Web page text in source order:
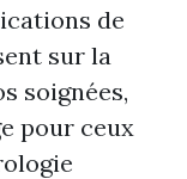
de
sur la
soignées,
pour ceux